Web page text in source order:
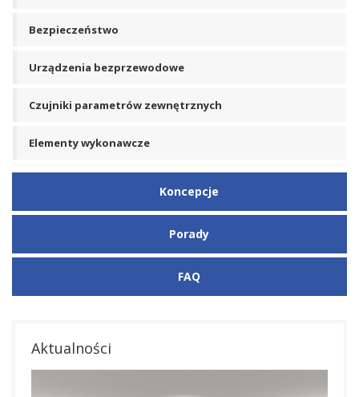
Bezpieczeństwo
Urządzenia bezprzewodowe
Czujniki parametrów zewnętrznych
Elementy wykonawcze
Koncepcje
Porady
FAQ
Aktualności